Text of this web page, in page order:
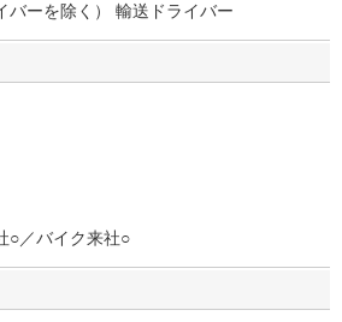
バーを除く） 輸送ドライバー
○／バイク来社○